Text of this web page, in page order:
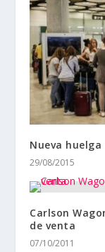
Nueva
29/08/2015
Carlson
de venta
07/10/2011